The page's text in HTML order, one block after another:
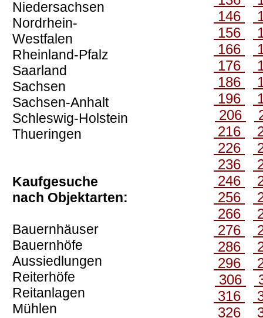
Niedersachsen
Nordrhein-
Westfalen
Rheinland-Pfalz
Saarland
Sachsen
Sachsen-Anhalt
Schleswig-Holstein
Thueringen
Kaufgesuche
nach Objektarten:
Bauernhäuser
Bauernhöfe
Aussiedlungen
Reiterhöfe
Reitanlagen
Mühlen
146
156
166
176
186
196
206
216
226
236
246
256
266
276
286
296
306
316
326